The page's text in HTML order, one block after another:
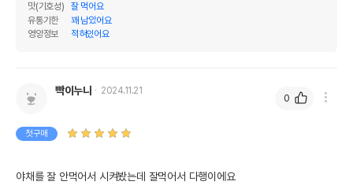
맛(기호성)
잘 먹어요
유통기한
꽤 남았어요
영양정보
적혀있어요
빡이누나 2024.11.21
첫구매
야채를 잘 안먹어서 시켜봤는데 잘먹어서 다행이에요
0